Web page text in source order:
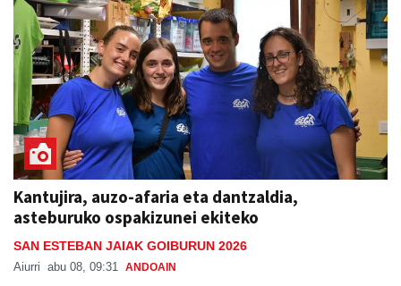
Kantujira, auzo-afaria eta dantzaldia,
asteburuko ospakizunei ekiteko
SAN ESTEBAN JAIAK GOIBURUN 2026
Aiurri abu 08, 09:31 ANDOAIN